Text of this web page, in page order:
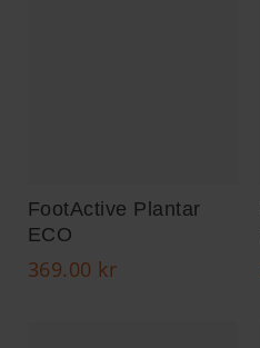
FootActive Plantar
ECO
369.00 kr